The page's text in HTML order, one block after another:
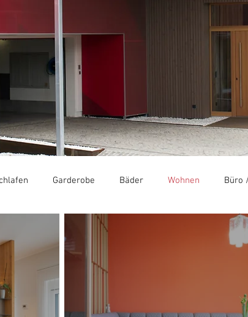
Garderobe Bäder Wohnen Büro